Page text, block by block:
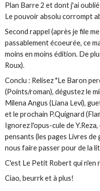
Plan Barre 2 et dont j'ai
Le pouvoir absolu corrompt
Second rappel (après je file
passablement écoeurée, ce
moins en moins édition. De
Roux).
Conclu : Relisez "Le Baron
(Points/roman), dégustez le
Milena Angus (Liana Levi),
et le prochain P.Quignard
Ignorez l'opus-cule de
pensants (les pages Livres
nous faire passer pour de la
C'est Le Petit Robert qui n'en
Ciao, beurrk et à plus!